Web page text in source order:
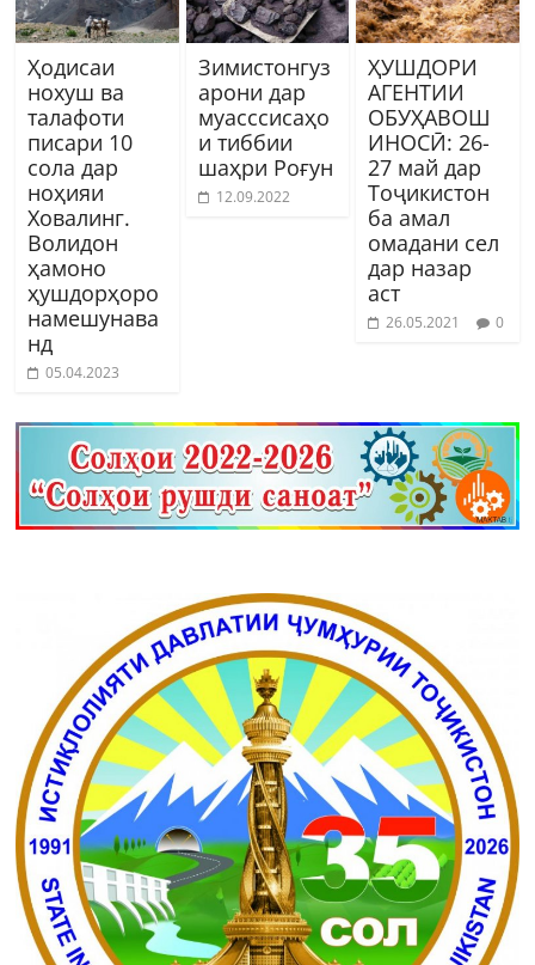
Ҳодисаи
нохуш ва
талафоти
писари 10
сола дар
ноҳияи
Ховалинг.
Волидон
ҳамоно
ҳушдорҳоро
намешунава
нд
05.04.2023
Зимистонгуз
арони дар
муасссисаҳо
и тиббии
шаҳри Роғун
12.09.2022
ҲУШДОРИ
АГЕНТИИ
ОБУҲАВОШ
ИНОСӢ: 26-
27 май дар
Тоҷикистон
ба амал
омадани сел
дар назар
аст
26.05.2021 0